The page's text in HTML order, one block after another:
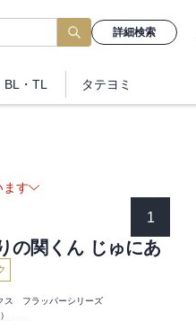
詳細検索
BL・TL タテヨミ
ます
1
の関くん じゅにあ
ス フラッパーシリーズ